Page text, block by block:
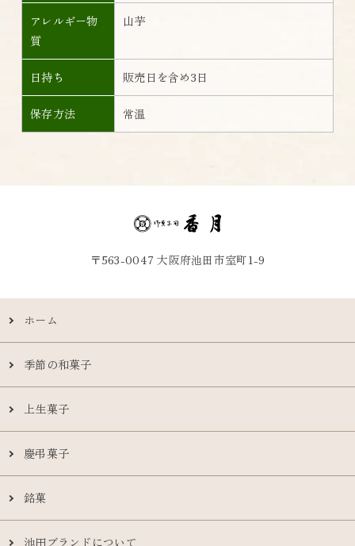
アレルギー物
質
山芋
日持ち 販売日を含め3日
保存方法 常温
〒563-0047 大阪府池田市室町1-9
ホーム
季節の和菓子
上生菓子
慶弔菓子
銘菓
池田ブランドについて